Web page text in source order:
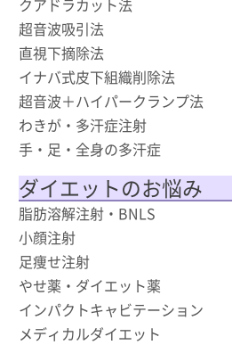
超音波吸引法
直視下摘除法
イナバ式皮下組織削除法
超音波＋ハイパークランプ法
わきが・多汗症注射
手・足・全身の多汗症
ダイエットのお悩み
脂肪溶解注射・BNLS
小顔注射
足痩せ注射
やせ薬・ダイエット薬
インパクトキャビテーション
メディカルダイエット